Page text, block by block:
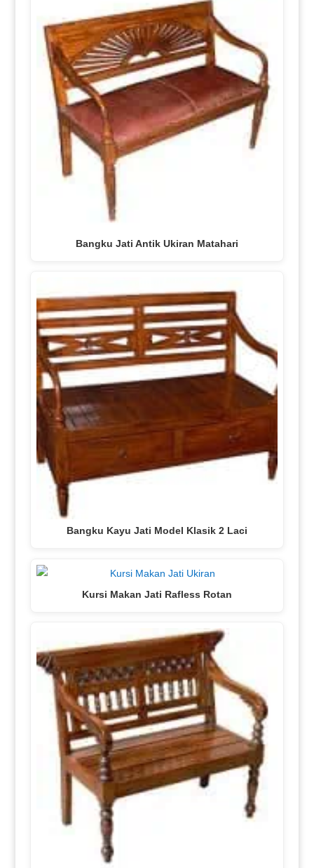
Bangku Jati Antik Ukiran Matahari
Bangku Kayu Jati Model Klasik 2 Laci
Kursi Makan Jati Rafless Rotan